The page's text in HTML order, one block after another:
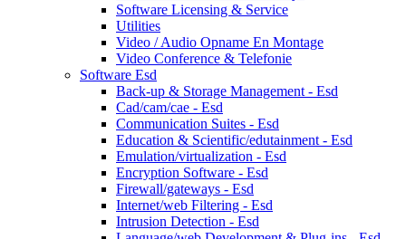
Software Licensing & Service
Utilities
Video / Audio Opname En Montage
Video Conference & Telefonie
Software Esd
Back-up & Storage Management - Esd
Cad/cam/cae - Esd
Communication Suites - Esd
Education & Scientific/edutainment - Esd
Emulation/virtualization - Esd
Encryption Software - Esd
Firewall/gateways - Esd
Internet/web Filtering - Esd
Intrusion Detection - Esd